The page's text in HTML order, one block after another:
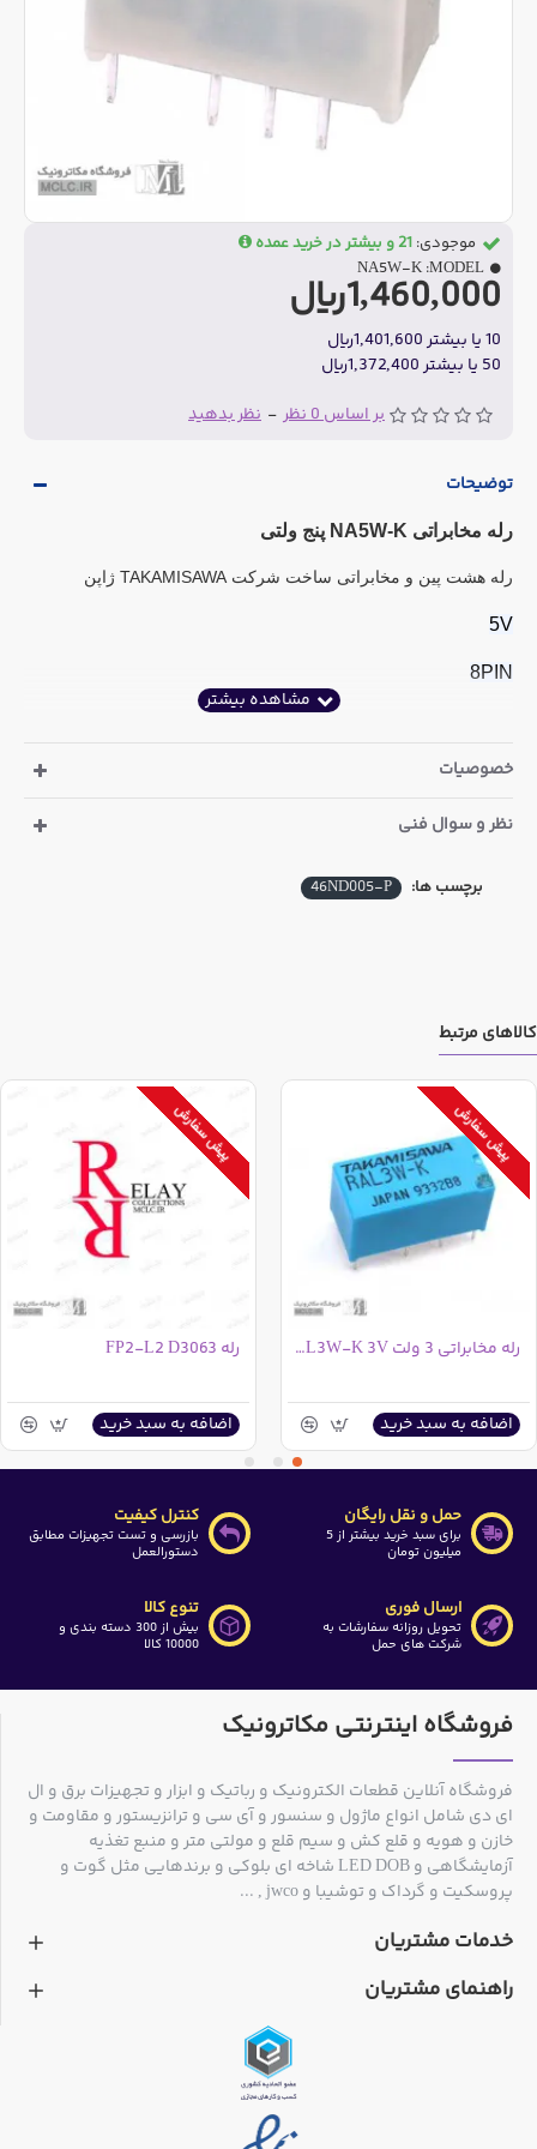
بر اساس 0 نظر - نظر بدهید
1,460,000ریال
10 یا بیشتر 1,401,600ریال
50 یا بیشتر 1,372,400ریال
موجودی: 21 و بیشتر در خرید عمده
MODEL:
NA5W-K
توضیحات
رله مخابراتی NA5W-K پنج ولتی
رله هشت پین و مخابراتی ساخت شرکت TAKAMISAWA ژاپن
5V
8PIN
خصوصیات
نظر و سوال فنی
برچسب ها: 46ND005-P
کالاهای مرتبط
پیش سفارش
رله مخابراتی 3 ولت RAL3W-K 3V
اضافه به سبد خرید
پیش سفارش
رله FP2-L2 D3063
اضافه به سبد خرید
حمل و نقل رایگان
برای سبد خرید بیشتر از 5
میلیون تومان
کنترل کیفیت
بازرسی و تست تجهیزات مطابق
دستورالعمل
ارسال فوری
تحویل روزانه سفارشات به
شرکت های حمل
تنوع کالا
بیش از 300 دسته بندی و
10000 کالا
فروشگاه اینترنتی مکاترونیک
فروشگاه آنلاین قطعات الکترونیک و رباتیک و ابزار و تجهیزات برق و ال
ای دی شامل انواع ماژول و سنسور و آی سی و ترانزیستور و مقاومت و
خازن و هویه و قلع کش و سیم قلع و مولتی متر و منبع تغذیه
آزمایشگاهی و LED DOB شاخه ای بلوکی و برندهایی مثل گوت و
پروسکیت و گرداک و توشیبا و jwco , ...
خدمات مشتریان
راهنمای مشتریان